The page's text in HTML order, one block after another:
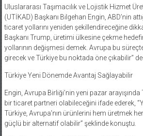
Uluslararası Taşımacılık ve Lojistik Hizmet
(UTİKAD) Başkanı Bilgehan Engin, ABD’nin
ticaret yollarını yeniden şekillendireceğine
Başkanı Trump, üretimi ülkesine çekme
yollarının değişmesi demek. Avrupa bu
girecek ve Türkiye bu noktada öne çıkabilir”
Türkiye Yeni Dönemde Avantaj Sağlayabilir
Engin, Avrupa Birliği’nin yeni pazar
bir ticaret partneri olabileceğini ifade ederek,
Türkiye, Avrupa’nın ürünlerini hem üretmek
güçlü bir alternatif olabilir” şeklinde konuştu.